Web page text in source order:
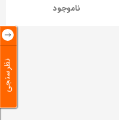
ناموجود
نظرسنجی